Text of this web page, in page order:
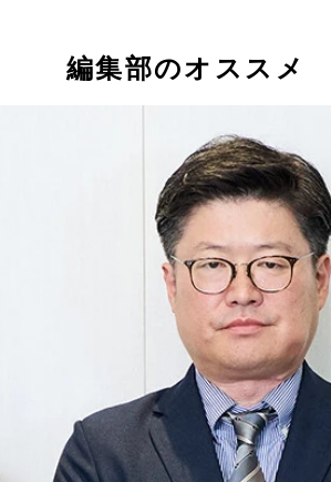
鹿、フィールドは野。組み合わせて
ナを倉庫として活用しているという
ラフトビール醸造所、フードホール
館。休日は遠方からも観光客が訪れる
下水を利用するなど、素材にもこだわ
植物園」というレストランでそれらを
編集部のオススメ